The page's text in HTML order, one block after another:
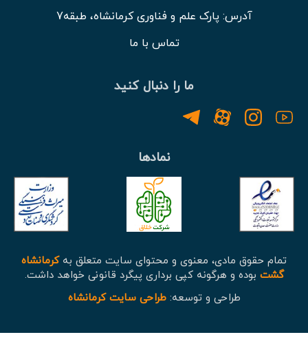
آدرس: پارک علم و فناوری کرمانشاه، طبقه7
تماس با ما
ما را دنبال کنید
نمادها
تمام حقوق مادی، معنوی و محتوای سایت متعلق بهکرمانشاه
گشت بوده و هرگونه کپی برداری پیگرد قانونی خواهد داشت.
طراحی و توسعه:طراحی سایت کرمانشاه